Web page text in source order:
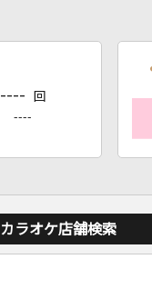
---- 回
----
カラオケ店舗検索